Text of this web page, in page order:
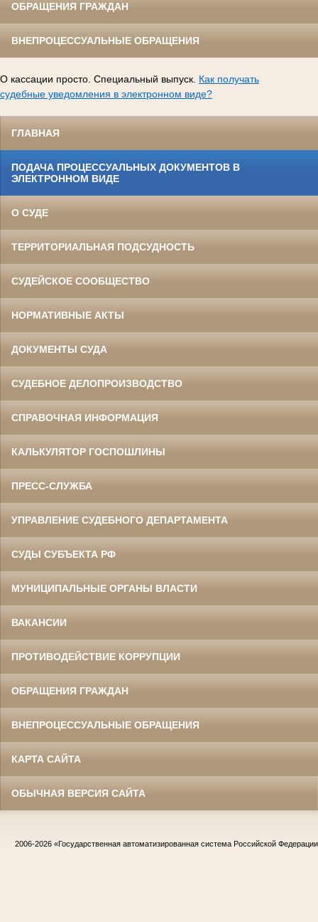
ОБРАЩЕНИЯ ГРАЖДАН
ВНЕПРОЦЕССУАЛЬНЫЕ ОБРАЩЕНИЯ
О кассации просто. Специальный выпуск. Как получать
судебные уведомления в электронном виде?
ГЛАВНАЯ
ПОДАЧА ПРОЦЕССУАЛЬНЫХ ДОКУМЕНТОВ В
ЭЛЕКТРОННОМ ВИДЕ
О СУДЕ
ТЕРРИТОРИАЛЬНАЯ ПОДСУДНОСТЬ
СУДЕЙСКОЕ СООБЩЕСТВО
НОРМАТИВНЫЕ АКТЫ
ДОКУМЕНТЫ СУДА
СУДЕБНОЕ ДЕЛОПРОИЗВОДСТВО
СПРАВОЧНАЯ ИНФОРМАЦИЯ
КАЛЬКУЛЯТОР ГОСПОШЛИНЫ
ПРЕСС-СЛУЖБА
УПРАВЛЕНИЕ СУДЕБНОГО ДЕПАРТАМЕНТА
СУДЫ СУБЪЕКТА РФ
МУНИЦИПАЛЬНЫЕ ОРГАНЫ ВЛАСТИ
ВАКАНСИИ
ПРОТИВОДЕЙСТВИЕ КОРРУПЦИИ
ОБРАЩЕНИЯ ГРАЖДАН
ВНЕПРОЦЕССУАЛЬНЫЕ ОБРАЩЕНИЯ
КАРТА САЙТА
ОБЫЧНАЯ ВЕРСИЯ САЙТА
2006-2026 «Государственная автоматизированная система Российской